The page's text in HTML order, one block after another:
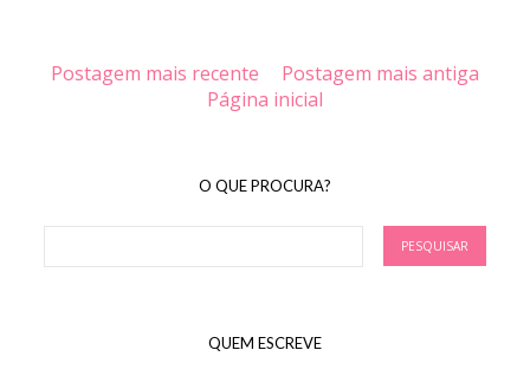
Postagem mais recente
Postagem mais antiga
Página inicial
O QUE PROCURA?
QUEM ESCREVE